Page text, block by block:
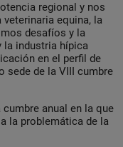
regional y nos
equina, la
desafíos y la
la industria hípica
en el perfil de
sede de la VIII cumbre
anual en la que
la problemática de la